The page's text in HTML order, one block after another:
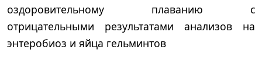
оздоровительному плаванию с
отрицательными результатами анализов на
энтеробиоз и яйца гельминтов